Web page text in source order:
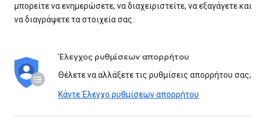
μπορείτε να ενημερώσετε, να διαχειριστείτε, να εξαγάγετε και
να διαγράψετε τα στοιχεία σας.
Έλεγχος ρυθμίσεων απορρήτου
Θέλετε να αλλάξετε τις ρυθμίσεις απορρήτου σας;
Κάντε Έλεγχο ρυθμίσεων απορρήτου